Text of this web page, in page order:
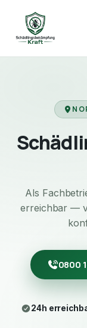
Als
erreichbar —
0800
24h